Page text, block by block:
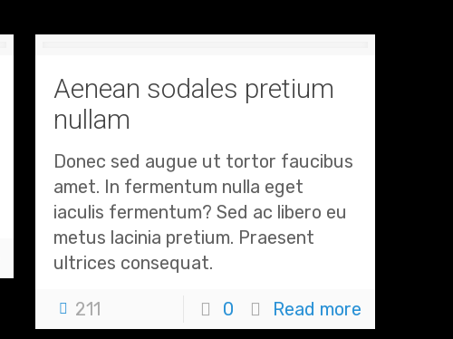
Aenean sodales pretium
nullam
Donec sed augue ut tortor faucibus
amet. In fermentum nulla eget
iaculis fermentum? Sed ac libero eu
metus lacinia pretium. Praesent
ultrices consequat.
211 0 Read more